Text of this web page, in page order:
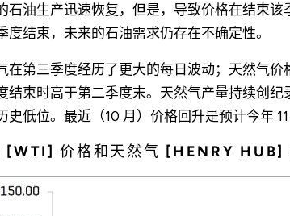
石油生产迅速恢复，但是，导致价格在结束
度结束，未来的石油需求仍存在不确定性。
在第三季度经历了更大的每日波动；天然气
结束时高于第二季度末。天然气产量持续创
史低位。最近（10 月）价格回升是预计今年 11
[WTI] 价格和天然气 [HENRY HUB]